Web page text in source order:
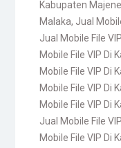
Kabupaten Majene
Malaka, Jual
Jual Mobile File
Mobile File VIP Di
Mobile File VIP Di
Mobile File VIP Di
Mobile File VIP Di
Jual Mobile File
Mobile File VIP Di